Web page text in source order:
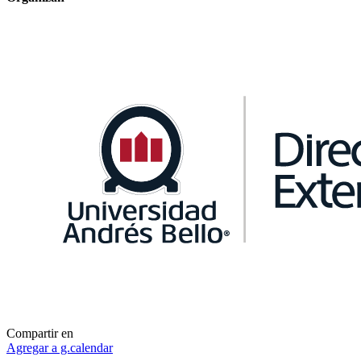
Compartir en
Agregar a g.calendar